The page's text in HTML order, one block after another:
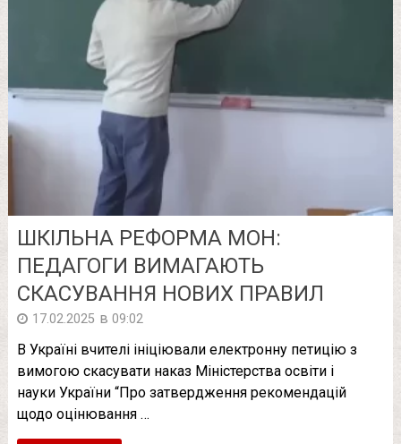
ШКІЛЬНА РЕФОРМА МОН:
ПЕДАГОГИ ВИМАГАЮТЬ
СКАСУВАННЯ НОВИХ ПРАВИЛ
17.02.2025 в 09:02
В Україні вчителі ініціювали електронну петицію з
вимогою скасувати наказ Міністерства освіти і
науки України “Про затвердження рекомендацій
щодо оцінювання …